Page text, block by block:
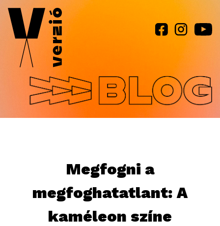
Jump to navigation
Megfogni a
megfoghatatlant: A
kaméleon színe